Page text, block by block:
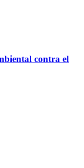
contra el